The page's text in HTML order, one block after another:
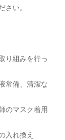
さい。
り組みを行っ
常備、清潔な
のマスク着用
入れ換え